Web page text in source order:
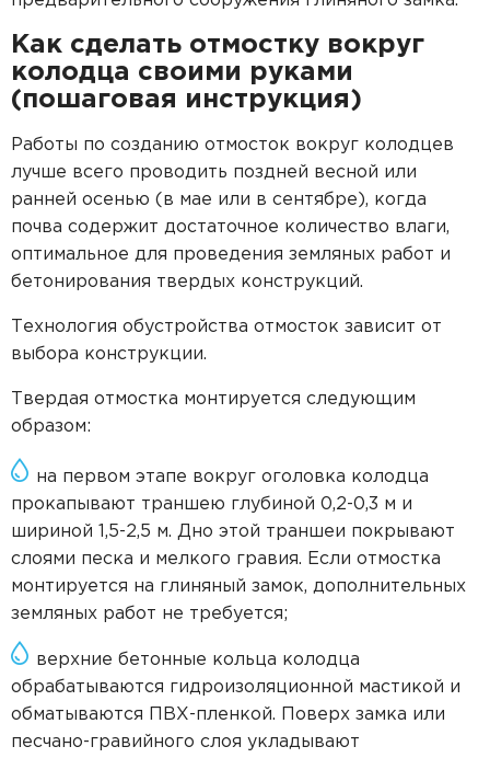
Как сделать отмостку вокруг
колодца своими руками
(пошаговая инструкция)
Работы по созданию отмосток вокруг колодцев
лучше всего проводить поздней весной или
ранней осенью (в мае или в сентябре), когда
почва содержит достаточное количество влаги,
оптимальное для проведения земляных работ и
бетонирования твердых конструкций.
Технология обустройства отмосток зависит от
выбора конструкции.
Твердая отмостка монтируется следующим
образом:
на первом этапе вокруг оголовка колодца
прокапывают траншею глубиной 0,2-0,3 м и
шириной 1,5-2,5 м. Дно этой траншеи покрывают
слоями песка и мелкого гравия. Если отмостка
монтируется на глиняный замок, дополнительных
земляных работ не требуется;
верхние бетонные кольца колодца
обрабатываются гидроизоляционной мастикой и
обматываются ПВХ-пленкой. Поверх замка или
песчано-гравийного слоя укладывают